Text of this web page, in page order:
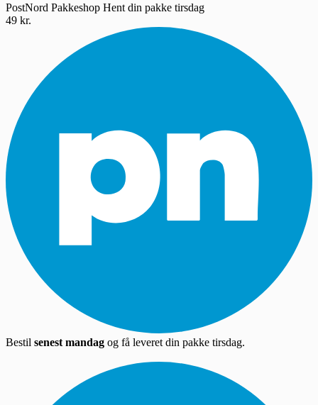
PostNord Pakkeshop Hent din pakke tirsdag
49 kr.
Bestil senest mandag og få leveret din pakke tirsdag.